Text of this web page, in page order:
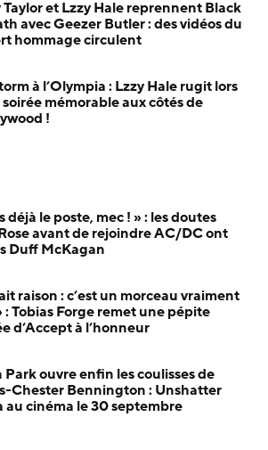
Taylor et Lzzy Hale reprennent Black
avec Geezer Butler : des vidéos du
hommage circulent
à l’Olympia : Lzzy Hale rugit lors
soirée mémorable aux côtés de
!
déjà le poste, mec ! » : les doutes
avant de rejoindre AC/DC ont
Duff McKagan
raison : c’est un morceau vraiment
: Tobias Forge remet une pépite
d’Accept à l’honneur
Park ouvre enfin les coulisses de
Chester Bennington : Unshatter
au cinéma le 30 septembre